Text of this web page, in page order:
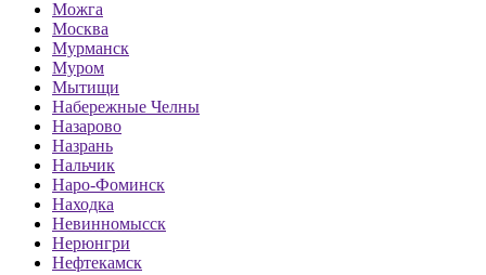
Можга
Москва
Мурманск
Муром
Мытищи
Набережные Челны
Назарово
Назрань
Нальчик
Наро-Фоминск
Находка
Невинномысск
Нерюнгри
Нефтекамск